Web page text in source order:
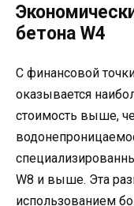
бетона W4
С финансовой
оказывается
стоимость выше,
W8 и выше. Эта
использованием